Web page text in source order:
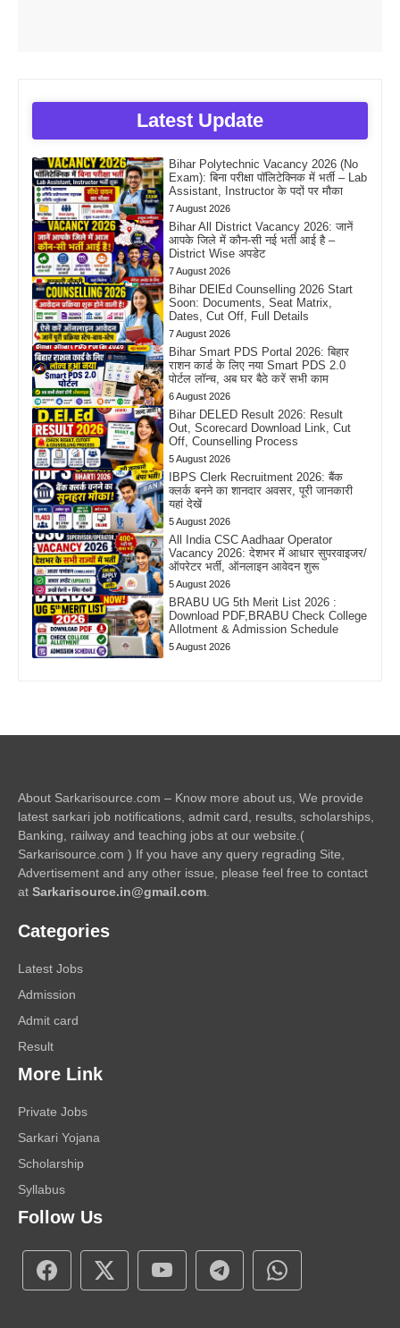
Latest Update
Bihar Polytechnic Vacancy 2026 (No
Exam): बिना परीक्षा पॉलिटेक्निक में भर्ती – Lab
Assistant, Instructor के पदों पर मौका
7 August 2026
Bihar All District Vacancy 2026: जानें
आपके जिले में कौन-सी नई भर्ती आई है –
District Wise अपडेट
7 August 2026
Bihar DElEd Counselling 2026 Start
Soon: Documents, Seat Matrix,
Dates, Cut Off, Full Details
7 August 2026
Bihar Smart PDS Portal 2026: बिहार
राशन कार्ड के लिए नया Smart PDS 2.0
पोर्टल लॉन्च, अब घर बैठे करें सभी काम
6 August 2026
Bihar DELED Result 2026: Result
Out, Scorecard Download Link, Cut
Off, Counselling Process
5 August 2026
IBPS Clerk Recruitment 2026: बैंक
क्लर्क बनने का शानदार अवसर, पूरी जानकारी
यहां देखें
5 August 2026
All India CSC Aadhaar Operator
Vacancy 2026: देशभर में आधार सुपरवाइजर/
ऑपरेटर भर्ती, ऑनलाइन आवेदन शुरू
5 August 2026
BRABU UG 5th Merit List 2026 :
Download PDF,BRABU Check College
Allotment & Admission Schedule
5 August 2026
About Sarkarisource.com – Know more about us, We provide
latest sarkari job notifications, admit card, results, scholarships,
Banking, railway and teaching jobs at our website.(
Sarkarisource.com ) If you have any query regrading Site,
Advertisement and any other issue, please feel free to contact
at Sarkarisource.in@gmail.com
Categories
Latest Jobs
Admission
Admit card
Result
More Link
Private Jobs
Sarkari Yojana
Scholarship
Syllabus
Follow Us